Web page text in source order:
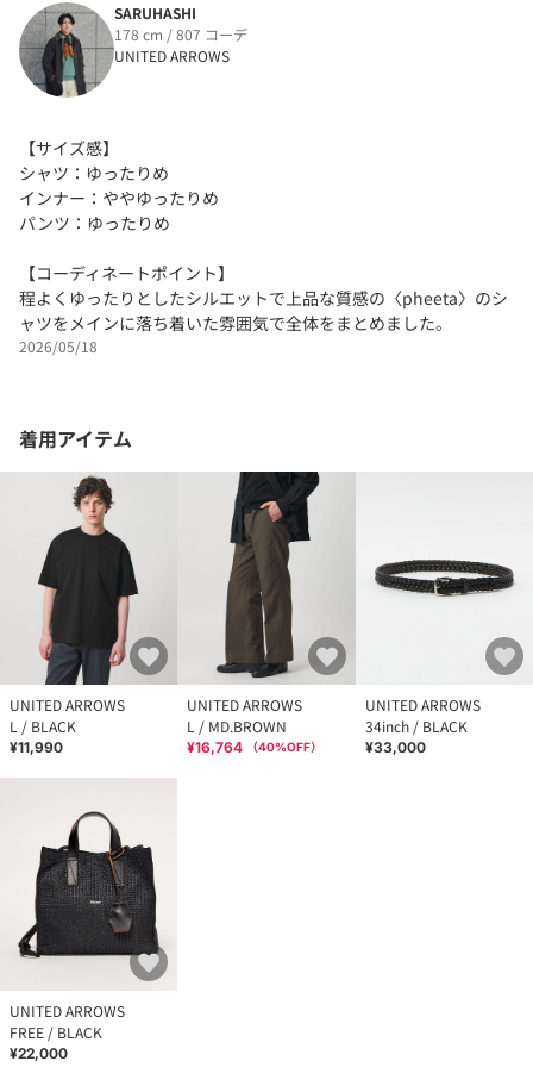
SARUHASHI
178 cm / 807 コーデ
UNITED ARROWS
【サイズ感】
シャツ：ゆったりめ
インナー：ややゆったりめ
パンツ：ゆったりめ
【コーディネートポイント】
程よくゆったりとしたシルエットで上品な質感の〈pheeta〉のシ
ャツをメインに落ち着いた雰囲気で全体をまとめました。
2026/05/18
着用アイテム
UNITED ARROWS
L / BLACK
¥11,990
UNITED ARROWS
L / MD.BROWN
¥16,764 （40%OFF）
UNITED ARROWS
34inch / BLACK
¥33,000
UNITED ARROWS
FREE / BLACK
¥22,000